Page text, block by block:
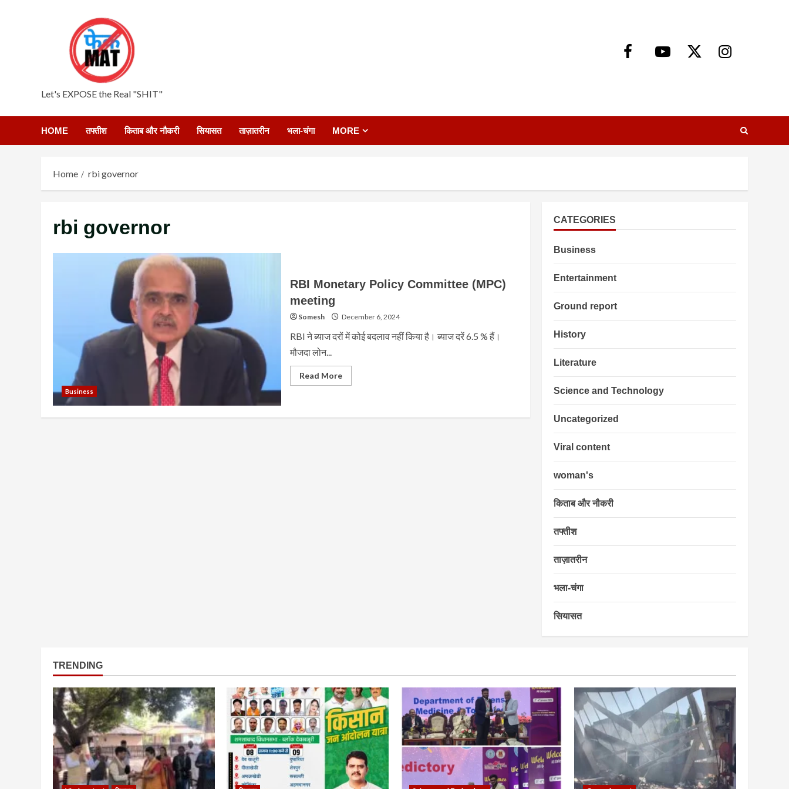
Let's EXPOSE the Real "SHIT"
FacebookYoutubeX Instagram
HOME तफ्तीश किताब और नौकरी सियासत ताज़ातरीन भला-चंगा MORE
Home rbi governor
rbi governor
Business
RBI Monetary Policy Committee (MPC)
meeting
Somesh December 6, 2024
RBI ने ब्याज दरों में कोई बदलाव नहीं किया है। ब्याज दरें 6.5 % हैं।
मौजदा लोन...
Read MoreRead
more
Policy
CATEGORIES
Business
Entertainment
Ground report
History
Literature
Science and Technology
Uncategorized
Viral content
woman's
किताब और नौकरी
तफ्तीश
ताज़ातरीन
भला-चंगा
सियासत
TRENDING